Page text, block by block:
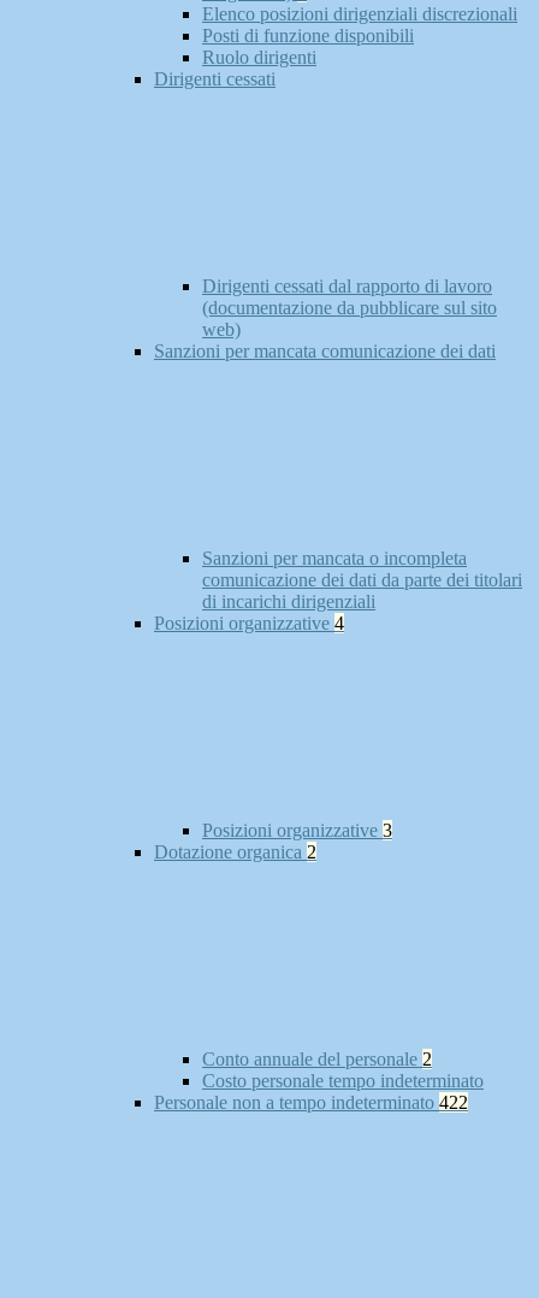
Elenco posizioni dirigenziali discrezionali
Posti di funzione disponibili
Ruolo dirigenti
Dirigenti cessati
Dirigenti cessati dal rapporto di lavoro
(documentazione da pubblicare sul sito
web)
Sanzioni per mancata comunicazione dei dati
Sanzioni per mancata o incompleta
comunicazione dei dati da parte dei titolari
di incarichi dirigenziali
Posizioni organizzative 4
Posizioni organizzative 3
Dotazione organica 2
Conto annuale del personale 2
Costo personale tempo indeterminato
Personale non a tempo indeterminato 422